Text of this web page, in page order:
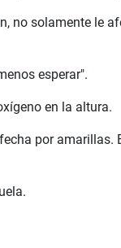
no solamente le
esperar".
en la altura.
por amarillas.